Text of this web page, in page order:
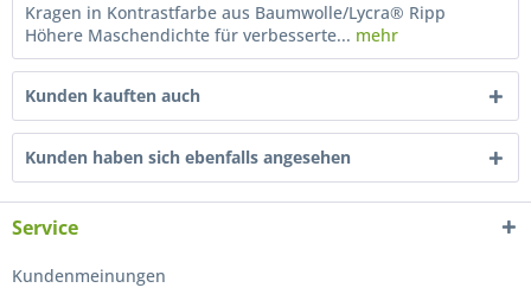
Kragen in Kontrastfarbe aus Baumwolle/Lycra® Ripp
Höhere Maschendichte für verbesserte... mehr
Kunden kauften auch
Kunden haben sich ebenfalls angesehen
Service
Kundenmeinungen